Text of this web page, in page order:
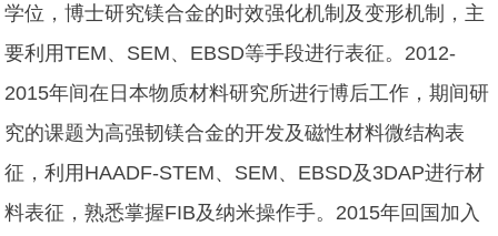
学位，博士研究镁合金的时效强化机制及变形机制，主
要利用TEM、SEM、EBSD等手段进行表征。2012-
2015年间在日本物质材料研究所进行博后工作，期间研
究的课题为高强韧镁合金的开发及磁性材料微结构表
征，利用HAADF-STEM、SEM、EBSD及3DAP进行材
料表征，熟悉掌握FIB及纳米操作手。2015年回国加入